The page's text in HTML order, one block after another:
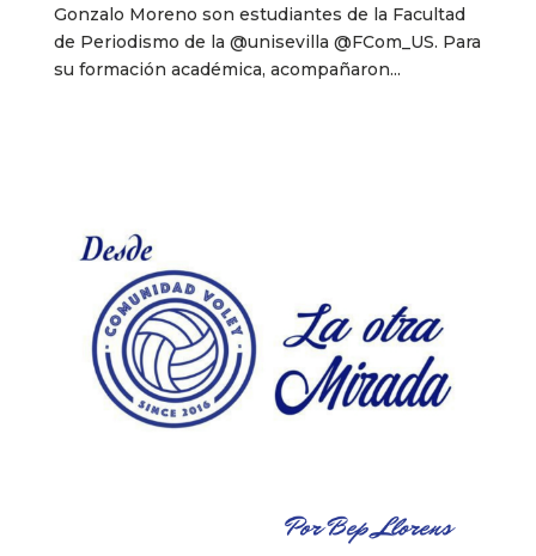
Gonzalo Moreno son estudiantes de la Facultad
de Periodismo de la @unisevilla @FCom_US. Para
su formación académica, acompañaron...